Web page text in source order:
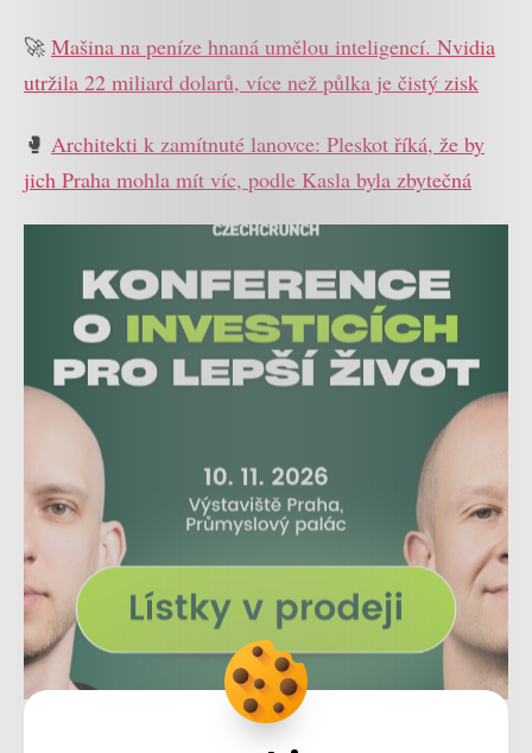
🚀 Mašina na peníze hnaná umělou inteligencí. Nvidia
utržila 22 miliard dolarů, více než půlka je čistý zisk
🥊 Architekti k zamítnuté lanovce: Pleskot říká, že by
jich Praha mohla mít víc, podle Kasla byla zbytečná